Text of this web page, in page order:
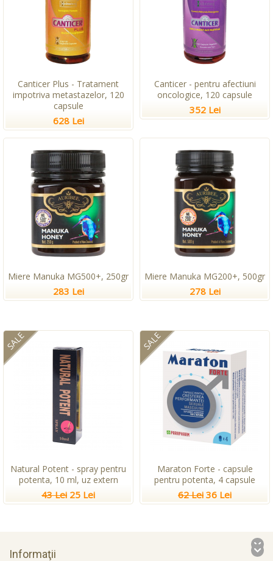
Canticer Plus - Tratament
impotriva metastazelor, 120
capsule
628 Lei
Canticer - pentru afectiuni
oncologice, 120 capsule
352 Lei
Miere Manuka MG500+, 250gr
283 Lei
Miere Manuka MG200+, 500gr
278 Lei
SALE
Natural Potent - spray pentru
potenta, 10 ml, uz extern
43 Lei 25 Lei
SALE
Maraton Forte - capsule
pentru potenta, 4 capsule
62 Lei 36 Lei
Informaţii